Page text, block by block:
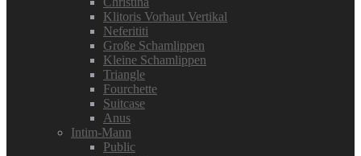
Klitoris Vorhaut Vertikal
Neferititi
Große Schamlippen
Kleine Schamlippen
Triangle
Fourchette
Suitcase
Anus
Intim-Mann
Public